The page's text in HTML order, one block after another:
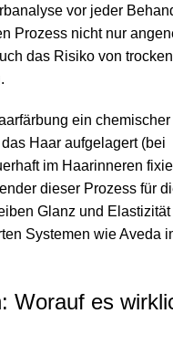
vor jeder
Prozess nicht nur
das Risiko von
ein
Haar aufgelagert (bei
im Haarinneren
dieser Prozess für
Glanz und
Systemen wie Aveda
Worauf es